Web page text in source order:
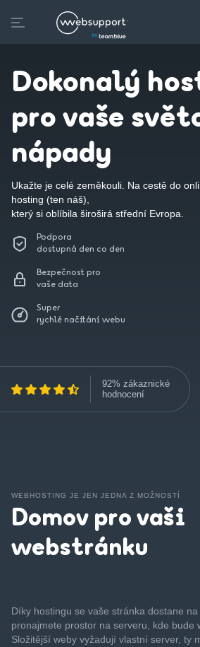
Skip
Dokonalý
pro vaše
nápady
Ukažte je celé zeměkouli. Na cestě do
hosting (ten náš),
který si oblíbila široširá střední Evropa.
Podpora
dostupná den co den
Bezpečnost pro
vaše data
Super
rychlé načítání webu
92% zákaznické
hodnocení
WEBHOSTING JE JEN JEDNA Z MOŽNOSTÍ
Domov pro vaši
webstránku
Díky hostingu se vaše stránka dostane
pronajmete prostor na serveru, kde bude
Složitější weby vyžadují vlastní server, ty